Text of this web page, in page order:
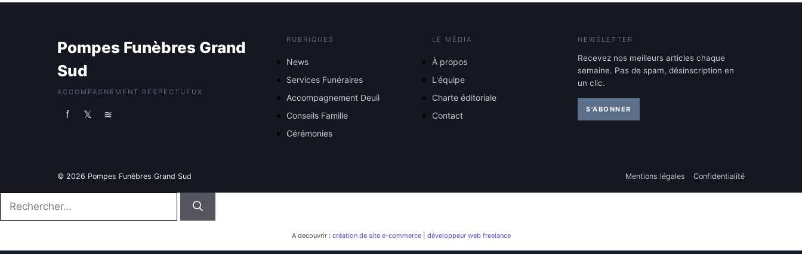
Pompes Funèbres Grand
Sud
ACCOMPAGNEMENT RESPECTUEUX
f 𝕏 ≋
RUBRIQUES
News
Services Funéraires
Accompagnement Deuil
Conseils Famille
Cérémonies
LE MÉDIA
À propos
L'équipe
Charte éditoriale
Contact
NEWSLETTER
Recevez nos meilleurs articles chaque
semaine. Pas de spam, désinscription en
un clic.
S'ABONNER
© 2026 Pompes Funèbres Grand Sud Mentions légales Confidentialité
A decouvrir : création de site e-commerce| développeur web freelance